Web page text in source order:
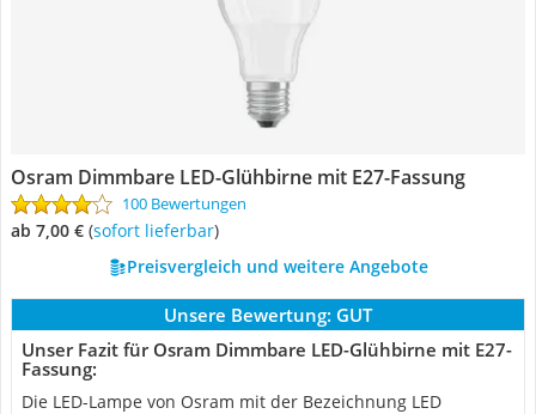
Osram Dimmbare LED-Glühbirne mit E27-Fassung
100 Bewertungen
ab 7,00 € ( Sofort lieferbar)
Preisvergleich und weitere Angebote
Unsere Bewertung: GUT
Unser Fazit für Osram Dimmbare LED-Glühbirne mit E27-
Fassung:
Die LED-Lampe von Osram mit der Bezeichnung LED